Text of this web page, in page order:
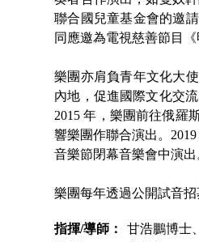
聯合國兒童基金會的邀
同應邀為電視慈善節目
樂團亦肩負青年文化大
內地，促進國際文化交
2015 年，樂團前往俄羅
響樂團作聯合演出。
音樂節閉幕音樂會中演出
樂團每年透過公開試音招
指揮/導師：
甘浩鵬博士